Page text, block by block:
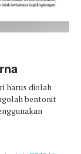
harus diolah
bentonit